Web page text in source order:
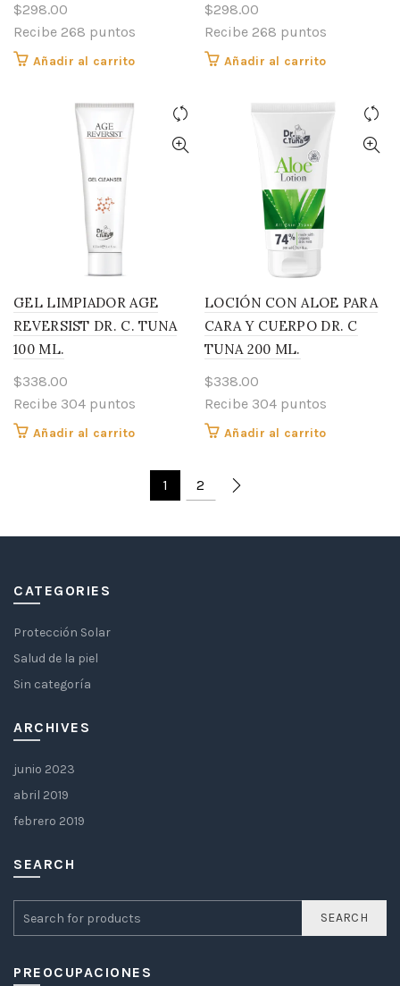
$298.00
Recibe 268 puntos
Añadir al carrito
$298.00
Recibe 268 puntos
Añadir al carrito
GEL LIMPIADOR AGE
REVERSIST DR. C. TUNA
100 ML.
$338.00
Recibe 304 puntos
Añadir al carrito
LOCIÓN CON ALOE PARA
CARA Y CUERPO DR. C
TUNA 200 ML.
$338.00
Recibe 304 puntos
Añadir al carrito
1 2
CATEGORIES
Protección Solar
Salud de la piel
Sin categoría
ARCHIVES
junio 2023
abril 2019
febrero 2019
SEARCH
SEARCH
PREOCUPACIONES